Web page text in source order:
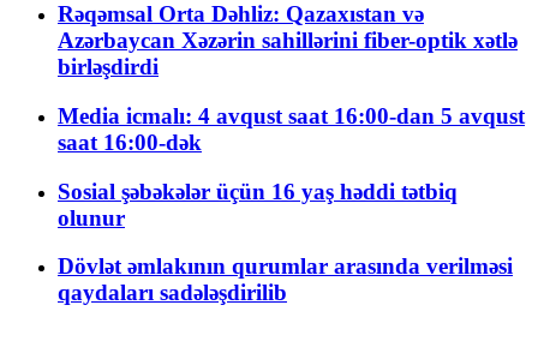
Rəqəmsal Orta Dəhliz: Qazaxıstan və
Azərbaycan Xəzərin sahillərini fiber-optik xətlə
birləşdirdi
Media icmalı: 4 avqust saat 16:00-dan 5 avqust
saat 16:00-dək
Sosial şəbəkələr üçün 16 yaş həddi tətbiq
olunur
Dövlət əmlakının qurumlar arasında verilməsi
qaydaları sadələşdirilib